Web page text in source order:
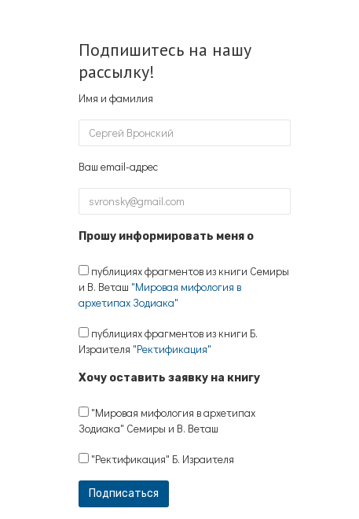
Подпишитесь на нашу
рассылку!
Имя и фамилия
Ваш email-адрес
Прошу информировать меня о
публициях фрагментов из книги Семиры
и В. Веташ "Мировая мифология в
архетипах Зодиака"
публициях фрагментов из книги Б.
Израителя "Ректификация"
Хочу оставить заявку на книгу
"Мировая мифология в архетипах
Зодиака" Семиры и В. Веташ
"Ректификация" Б. Израителя